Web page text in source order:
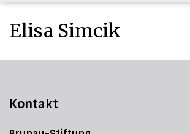
Elisa Simcik
Kontakt